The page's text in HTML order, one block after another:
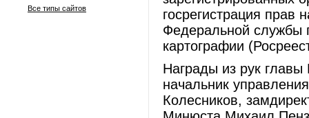
Все типы сайтов
госрегистрация
Федеральной службы
картографии
Награды из рук
начальник
Колесников,